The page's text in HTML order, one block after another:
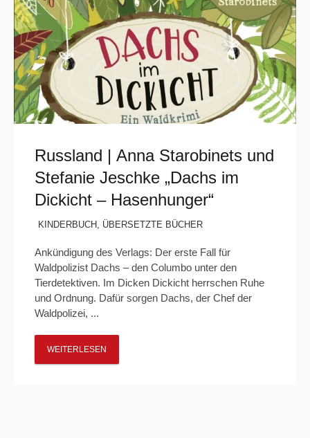
Russland | Anna Starobinets und
Stefanie Jeschke „Dachs im
Dickicht – Hasenhunger“
KINDERBUCH , ÜBERSETZTE BÜCHER
Ankündigung des Verlags: Der erste Fall für
Waldpolizist Dachs – den Columbo unter den
Tierdetektiven. Im Dicken Dickicht herrschen Ruhe
und Ordnung. Dafür sorgen Dachs, der Chef der
Waldpolizei, ...
WEITERLESEN